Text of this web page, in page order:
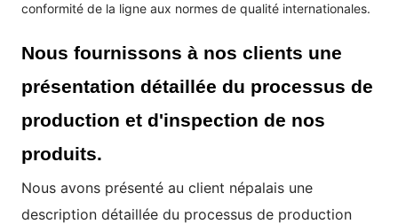
conformité de la ligne aux normes de qualité internationales.
Nous fournissons à nos clients une
présentation détaillée du processus de
production et d'inspection de nos
produits.
Nous avons présenté au client népalais une
description détaillée du processus de production